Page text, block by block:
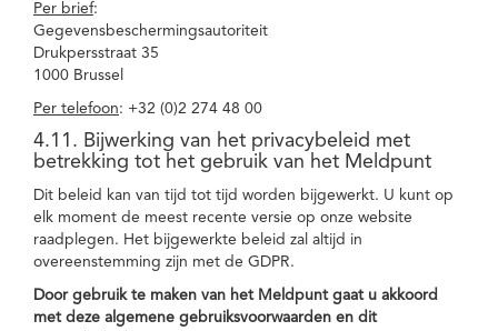
Per brief:
Gegevensbeschermingsautoriteit
Drukpersstraat 35
1000 Brussel
Per telefoon: +32 (0)2 274 48 00
4.11. Bijwerking van het privacybeleid met
betrekking tot het gebruik van het Meldpunt
Dit beleid kan van tijd tot tijd worden bijgewerkt. U kunt op
elk moment de meest recente versie op onze website
raadplegen. Het bijgewerkte beleid zal altijd in
overeenstemming zijn met de GDPR.
Door gebruik te maken van het Meldpunt gaat u akkoord
met deze algemene gebruiksvoorwaarden en dit